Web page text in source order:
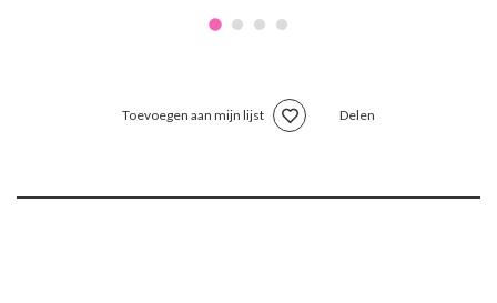
Toevoegen aan mijn lijst Delen